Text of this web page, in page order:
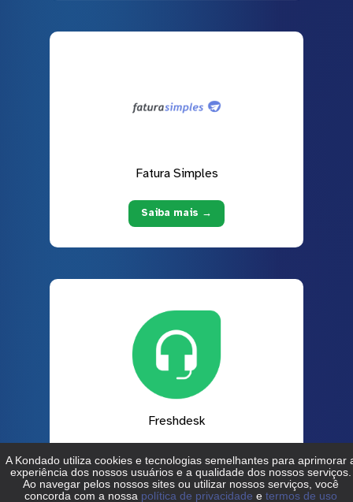
Fatura Simples
Saiba mais →
Freshdesk
Saiba mais →